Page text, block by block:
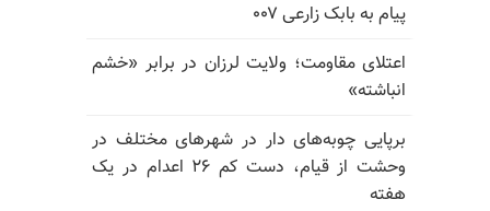
پیام به بابک زارعی ۰۰۷
اعتلای مقاومت؛ ولایت لرزان در برابر «خشم
انباشته»
برپایی چوبه‌های دار در شهرهای مختلف در
وحشت از قیام، دست کم ۲۶ اعدام در یک
هفته